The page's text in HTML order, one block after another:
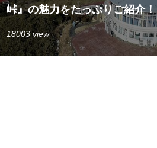
峠』の魅力をたっぷりご紹介！
18003 view